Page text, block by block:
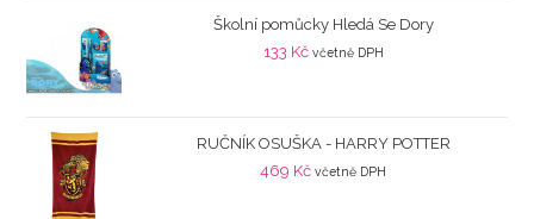
Školní pomůcky Hledá Se Dory
133 Kč včetně DPH
RUČNÍK OSUŠKA - HARRY POTTER
469 Kč včetně DPH